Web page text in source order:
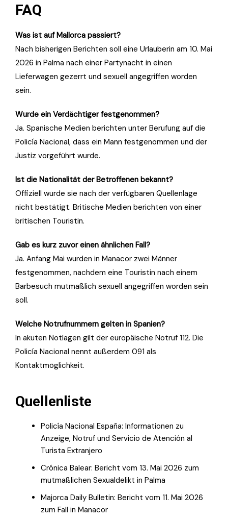
FAQ
Was ist auf Mallorca passiert?
Nach bisherigen Berichten soll eine Urlauberin am 10. Mai
2026 in Palma nach einer Partynacht in einen
Lieferwagen gezerrt und sexuell angegriffen worden
sein.
Wurde ein Verdächtiger festgenommen?
Ja. Spanische Medien berichten unter Berufung auf die
Policía Nacional, dass ein Mann festgenommen und der
Justiz vorgeführt wurde.
Ist die Nationalität der Betroffenen bekannt?
Offiziell wurde sie nach der verfügbaren Quellenlage
nicht bestätigt. Britische Medien berichten von einer
britischen Touristin.
Gab es kurz zuvor einen ähnlichen Fall?
Ja. Anfang Mai wurden in Manacor zwei Männer
festgenommen, nachdem eine Touristin nach einem
Barbesuch mutmaßlich sexuell angegriffen worden sein
soll.
Welche Notrufnummern gelten in Spanien?
In akuten Notlagen gilt der europäische Notruf 112. Die
Policía Nacional nennt außerdem 091 als
Kontaktmöglichkeit.
Quellenliste
Policía Nacional España: Informationen zu
Anzeige, Notruf und Servicio de Atención al
Turista Extranjero
Crónica Balear: Bericht vom 13. Mai 2026 zum
mutmaßlichen Sexualdelikt in Palma
Majorca Daily Bulletin: Bericht vom 11. Mai 2026
zum Fall in Manacor